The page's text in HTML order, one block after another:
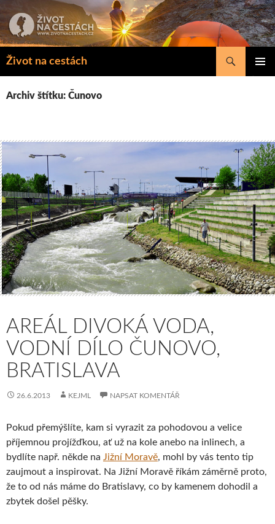
k
obsahu
Život na cestách
Hledat
Archiv štítku: Čunovo
AREÁL DIVOKÁ VODA,
VODNÍ DÍLO ČUNOVO,
BRATISLAVA
26.6.2013 KEJML NAPSAT KOMENTÁŘ
Pokud přemýšlíte, kam si vyrazit za pohodovou a velice
příjemnou projížďkou, ať už na kole anebo na inlinech, a
bydlíte např. někde na Jižní Moravě, mohl by vás tento tip
zaujmout a inspirovat. Na Jižní Moravě říkám záměrně proto,
že to od nás máme do Bratislavy, co by kamenem dohodil a
zbytek došel pěšky.